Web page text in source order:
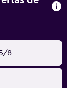
de
8